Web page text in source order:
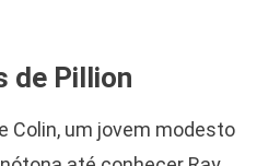
de Pillion
Colin, um jovem modesto